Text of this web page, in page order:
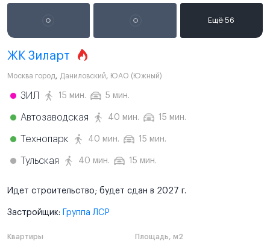
ЖК Зиларт
Москва город, Даниловский, ЮАО (Южный)
ЗИЛ 15 мин. 5 мин.
Автозаводская 40 мин. 15 мин.
Технопарк 40 мин. 15 мин.
Тульская 40 мин. 15 мин.
Идет строительство; будет сдан в 2027 г.
Застройщик: Группа ЛСР
Квартиры
Площадь, м2